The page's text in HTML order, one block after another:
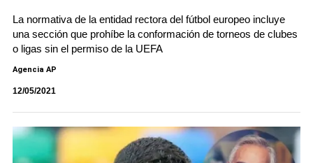
La normativa de la entidad rectora del fútbol europeo incluye
una sección que prohíbe la conformación de torneos de clubes
o ligas sin el permiso de la UEFA
Agencia AP
12/05/2021